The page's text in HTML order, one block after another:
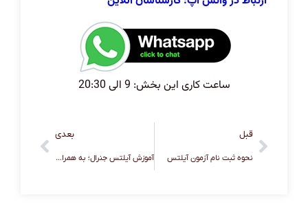
ساعت کاری این بخش: 9 الی 20:30
قبل
نحوه ثبت نام آزمون آیلتس
بعدی
آموزش آیلتس جنرال؛ به همراه منابع و نمونه سوالات